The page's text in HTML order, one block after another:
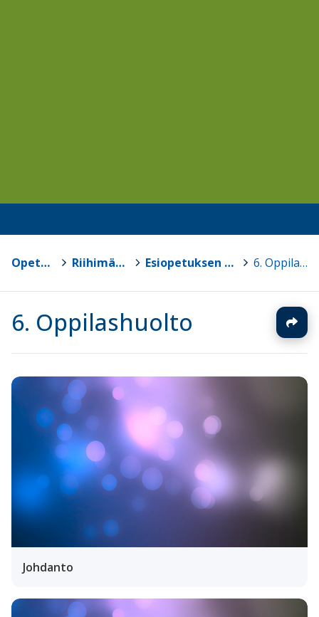
Opetussuunnitelmat > Riihimäen seudun OPS 2016 > Esiopetuksen opetussuunnitelmapohja v1.0 > 6. Oppilashuolto
6. Oppilashuolto
Johdanto